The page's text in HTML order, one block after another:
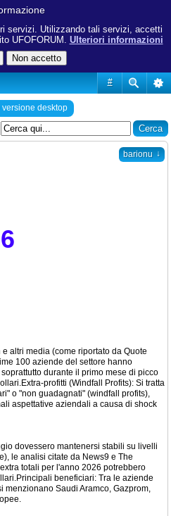
servizi. Utilizzando tali servizi, accetti
UFOFORUM. Ulteriori informazioni
#
versione desktop
barionu ↓
altri media (come riportato da Quote
100 aziende del settore hanno
durante il primo mese di picco
profitti (Windfall Profits): Si tratta
o "non guadagnati" (windfall profits),
aspettative aziendali a causa di shock
dovessero mantenersi stabili su livelli
le analisi citate da News9 e The
totali per l'anno 2026 potrebbero
beneficiari: Tra le aziende
menzionano Saudi Aramco, Gazprom,